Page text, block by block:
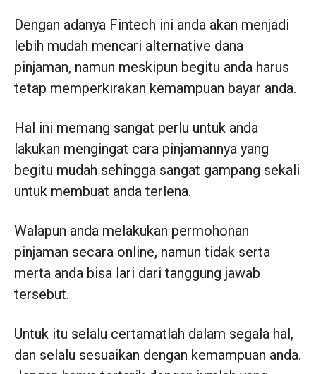
Dengan adanya Fintech ini anda akan menjadi
lebih mudah mencari alternative dana
pinjaman, namun meskipun begitu anda harus
tetap memperkirakan kemampuan bayar anda.
Hal ini memang sangat perlu untuk anda
lakukan mengingat cara pinjamannya yang
begitu mudah sehingga sangat gampang sekali
untuk membuat anda terlena.
Walapun anda melakukan permohonan
pinjaman secara online, namun tidak serta
merta anda bisa lari dari tanggung jawab
tersebut.
Untuk itu selalu certamatlah dalam segala hal,
dan selalu sesuaikan dengan kemampuan anda.